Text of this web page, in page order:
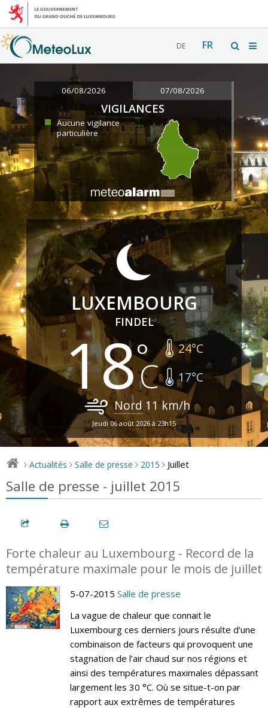
DE FR
06/08/2026 07/08/2026
VIGILANCES
Aucune vigilance
particulière
LUXEMBOURG
FINDEL
18 24°C
17°C
Nord 11km/h
Jeudi 06 août 2026 à 23h15
> Actualités > Salle de presse > 2015 > Juillet
Salle de presse - juillet 2015
Forte chaleur au Luxembourg - Record de la
température maximale pour le mois de juillet
5-07-2015 Salle de presse
La vague de chaleur que connait le
Luxembourg ces derniers jours résulte d’une
combinaison de facteurs qui provoquent une
stagnation de l’air chaud sur nos régions et
ainsi des températures maximales dépassant
largement les 30 °C. Où se situe-t-on par
rapport aux extrêmes de températures